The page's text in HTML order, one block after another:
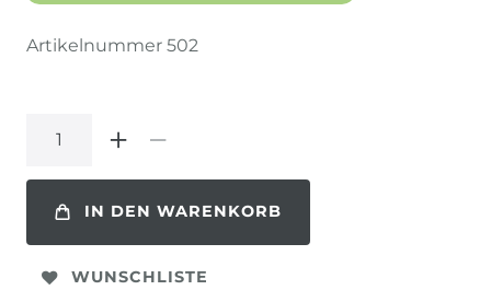
Artikelnummer 502
IN DEN WARENKORB
WUNSCHLISTE